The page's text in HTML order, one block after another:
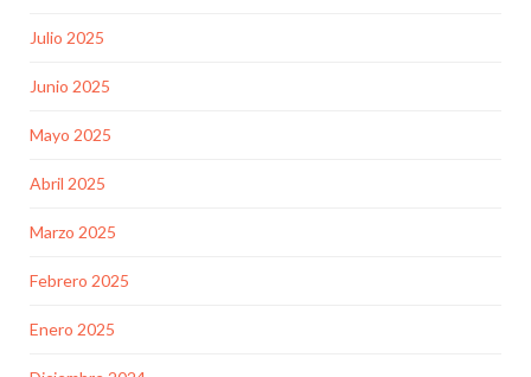
Julio 2025
Junio 2025
Mayo 2025
Abril 2025
Marzo 2025
Febrero 2025
Enero 2025